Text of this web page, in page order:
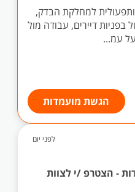
למחלקת הבדק,
בפניות דיירים, עבודה מול
עמ...
הגשת מועמדות
לפני יום
- הצטרפ /י לצוות